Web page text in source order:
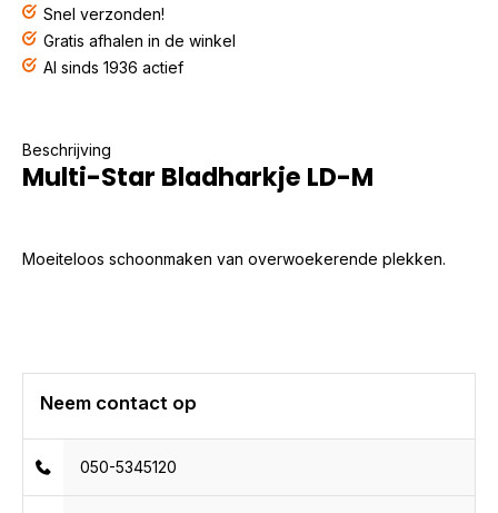
Snel verzonden!
Gratis afhalen in de winkel
Al sinds 1936 actief
Beschrijving
Multi-Star Bladharkje LD-M
Moeiteloos schoonmaken van overwoekerende plekken.
Neem contact op
050-5345120